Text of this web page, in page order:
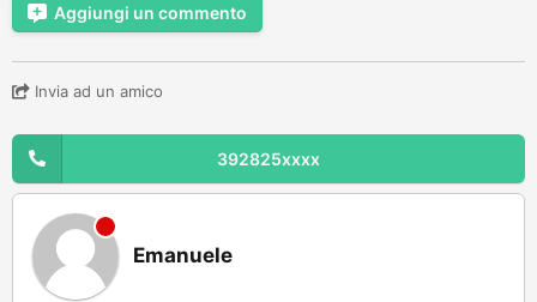
Aggiungi un commento
Invia ad un amico
392825xxxx
Emanuele